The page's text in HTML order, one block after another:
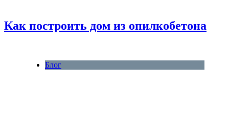
Как построить дом из опилкобетона
Блог